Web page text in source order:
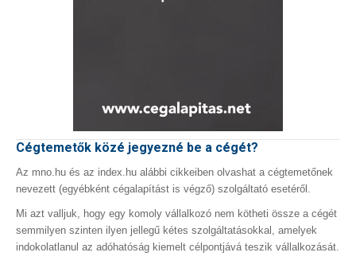
Cégtemetők közé jegyezné be a cégét?
Az mno.hu és az index.hu alábbi cikkeiben olvashat a cégtemetőnek
nevezett (egyébként cégalapítást is végző) szolgáltató esetéről.
Mi azt valljuk, hogy egy komoly vállalkozó nem kötheti össze a cégét
semmilyen szinten ilyen jellegű kétes szolgáltatásokkal, amelyek
indokolatlanul az adóhatóság kiemelt célpontjává teszik vállalkozását.